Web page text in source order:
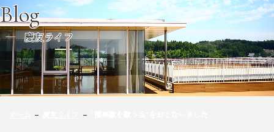
Blog
慶友ライフ
”讃美歌を歌う会”をおこないました